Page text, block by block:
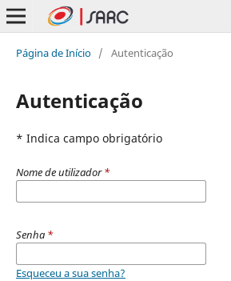
Página de Início / Autenticação
Autenticação
* Indica campo obrigatório
Nome de utilizador*
Senha *
Esqueceu a sua senha?